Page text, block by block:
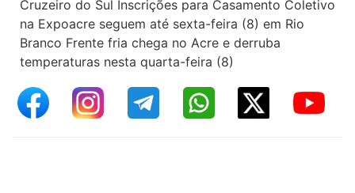
Cruzeiro do Sul Inscrições para Casamento Coletivo
na Expoacre seguem até sexta-feira (8) em Rio
Branco Frente fria chega no Acre e derruba
temperaturas nesta quarta-feira (8)